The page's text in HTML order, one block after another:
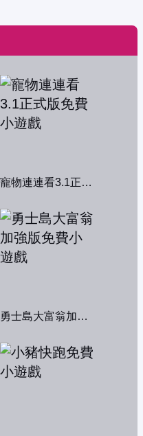
寵物連連看3.1正式版
勇士島大富翁加強版